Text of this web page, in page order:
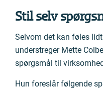
Stil selv
Selvom det kan føles
understreger Mette
spørgsmål til
Hun foreslår følgende